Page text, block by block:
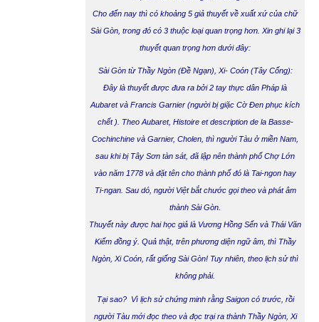
Cho đến nay thì có khoảng 5 giả thuyết về xuất xứ của chữ
Sài Gòn, trong đó có 3 thuộc loại quan trọng hơn. Xin ghi lại 3
thuyết quan trọng hơn dưới đây:
Sài Gòn từ Thầy Ngòn (Đề Ngạn), Xi- Coón (Tây Cống):
Đây là thuyết được đưa ra bởi 2 tay thực dân Pháp là
Aubaret và Francis Garnier (người bị giặc Cờ Đen phục kích
chết ). Theo Aubaret, Histoire et description de la Basse-
Cochinchine và Garnier, Cholen, thì người Tàu ở miền Nam,
sau khi bị Tây Sơn tàn sát, đã lập nên thành phố Chợ Lớn
vào năm 1778 và đặt tên cho thành phố đó là Tai-ngon hay
Ti-ngan. Sau dó, người Việt bắt chước gọi theo và phát âm
thành Sài Gòn.
Thuyết này được hai học giả là Vương Hồng Sển và Thái Văn
Kiểm đồng ý. Quả thật, trên phương diện ngữ âm, thì Thầy
Ngòn, Xi Coón, rất giống Sài Gòn! Tuy nhiên, theo lịch sử thì
không phải.
Tại sao? Vì lịch sử chứng minh rằng Saigon có trước, rồi
người Tàu mới đọc theo và đọc trại ra thành Thầy Ngòn, Xi